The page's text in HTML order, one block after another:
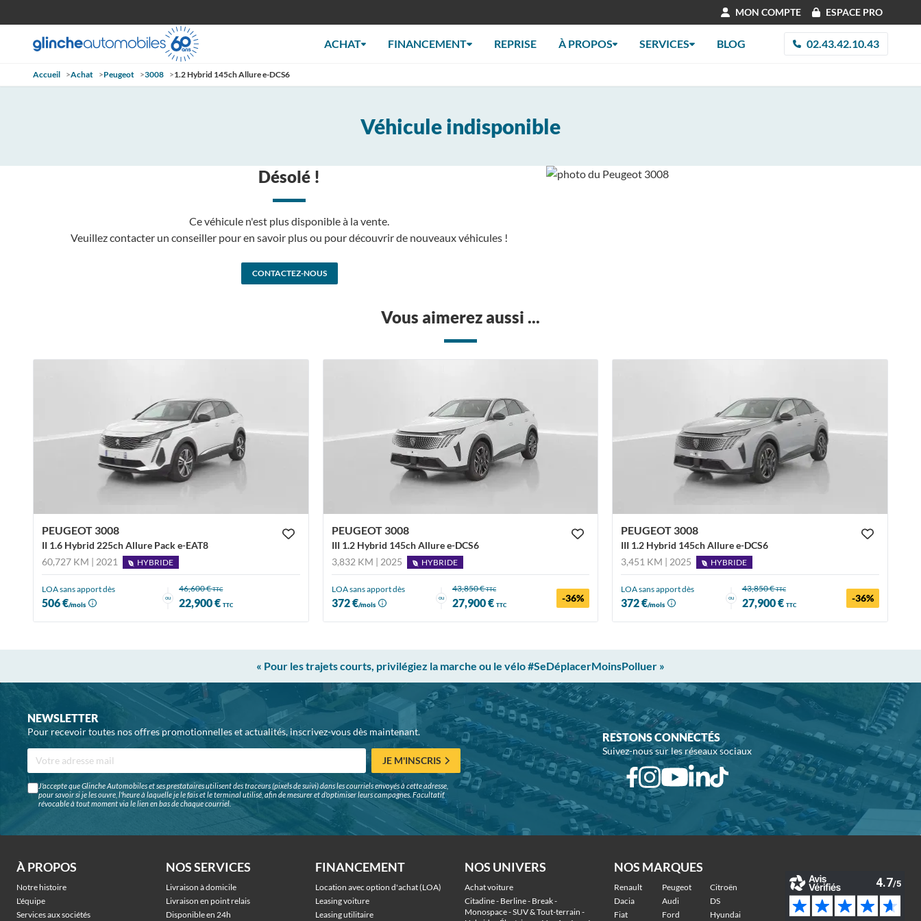
MON COMPTE ESPACE PRO
ACHAT FINANCEMENT REPRISE À PROPOS SERVICES BLOG 02.43.42.10.43
Accueil >Achat >Peugeot >3008 >1.2 Hybrid 145ch Allure e-DCS6
Véhicule indisponible
Désolé !
Ce véhicule n'est plus disponible à la vente.
Veuillez contacter un conseiller pour en savoir plus ou pour découvrir de nouveaux véhicules !
CONTACTEZ-NOUS
Vous aimerez aussi ...
PEUGEOT 3008
II 1.6 Hybrid 225ch Allure Pack e-EAT8
60,727 KM | 2021
HYBRIDE
LOA sans apport dès
506 €/mois
ou
46,600 €TTC
22,900 €TTC
PEUGEOT 3008
III 1.2 Hybrid 145ch Allure e-DCS6
3,832 KM | 2025
HYBRIDE
LOA sans apport dès
372 €/mois
ou
43,850 €TTC
27,900 € TTC
-36%
PEUGEOT 3008
III 1.2 Hybrid 145ch Allure e-DCS6
3,451 KM | 2025
HYBRIDE
LOA sans apport dès
372 €/mois
ou
43,850 €TTC
27,900 € TTC
-36%
« Pour les trajets courts, privilégiez la marche ou le vélo #SeDéplacerMoinsPolluer »
NEWSLETTER
Pour recevoir toutes nos offres promotionnelles et actualités, inscrivez-vous dès maintenant.
JE M'INSCRIS
J'accepte que Glinche Automobiles et ses prestataires utilisent des traceurs (pixels de suivi) dans les courriels envoyés à cette adresse,
pour savoir si je les ouvre, l'heure à laquelle je le fais et le terminal utilisé, afin de mesurer et d'optimiser leurs campagnes. Facultatif,
révocable à tout moment via le lien en bas de chaque courriel.
RESTONS CONNECTÉS
Suivez-nous sur les réseaux sociaux
À PROPOS
Notre histoire
L'équipe
Services aux sociétés
NOS SERVICES
Livraison à domicile
Livraison en point relais
Disponible en 24h
FINANCEMENT
Location avec option d'achat (LOA)
Leasing voiture
Leasing utilitaire
NOS UNIVERS
Achat voiture
Citadine - Berline - Break -
Monospace - SUV & Tout-terrain -
NOS MARQUES
Renault Peugeot
Citroën
Dacia
Audi
DS
Fiat
Ford Hyundai